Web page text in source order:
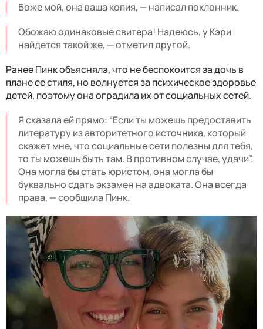
Боже мой, она ваша копия, — написал поклонник.
Обожаю одинаковые свитера! Надеюсь, у Кэри
найдется такой же, — отметил другой.
Ранее Пинк объясняла, что не беспокоится за дочь в
плане ее стиля, но волнуется за психическое здоровье
детей, поэтому она оградила их от социальных сетей.
Я сказала ей прямо: “Если ты можешь предоставить
литературу из авторитетного источника, который
скажет мне, что социальные сети полезны для тебя,
то ты можешь быть там. В противном случае, удачи”.
Она могла бы стать юристом, она могла бы
буквально сдать экзамен на адвоката. Она всегда
права, — сообщила Пинк.